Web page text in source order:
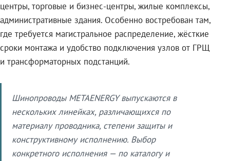
центры, торговые и бизнес-центры, жилые комплексы,
административные здания. Особенно востребован там,
где требуется магистральное распределение, жёсткие
сроки монтажа и удобство подключения узлов от ГРЩ
и трансформаторных подстанций.
Шинопроводы METAENERGY выпускаются в
нескольких линейках, различающихся по
материалу проводника, степени защиты и
конструктивному исполнению. Выбор
конкретного исполнения — по каталогу и